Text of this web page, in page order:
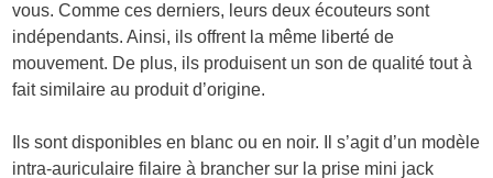
vous. Comme ces derniers, leurs deux écouteurs sont
indépendants. Ainsi, ils offrent la même liberté de
mouvement. De plus, ils produisent un son de qualité tout à
fait similaire au produit d’origine.
Ils sont disponibles en blanc ou en noir. Il s’agit d’un modèle
intra-auriculaire filaire à brancher sur la prise mini jack